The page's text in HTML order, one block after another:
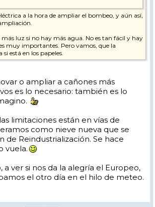
a la hora de ampliar el bombeo, y aún así,
más luz si no hay más agua. No es tan fácil y hay
muy importantes. Pero vamos, que la
está en los papeles.
o ampliar a cañones más
es lo necesario: también es lo
limitaciones están en vías de
como nieve nueva que se
de Reindustrialización. Se hace
vuela.
a ver si nos da la alegría el Europeo,
el otro día en el hilo de meteo.